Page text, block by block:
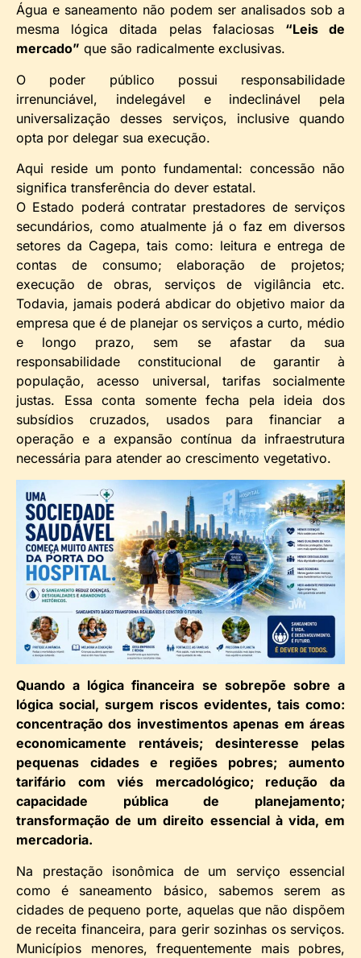
Água e saneamento não podem ser analisados sob a
mesma lógica ditada pelas falaciosas “Leis de
mercado” que são radicalmente exclusivas.
O poder público possui responsabilidade
irrenunciável, indelegável e indeclinável pela
universalização desses serviços, inclusive quando
opta por delegar sua execução.
Aqui reside um ponto fundamental: concessão não
significa transferência do dever estatal.
O Estado poderá contratar prestadores de serviços
secundários, como atualmente já o faz em diversos
setores da Cagepa, tais como: leitura e entrega de
contas de consumo; elaboração de projetos;
execução de obras, serviços de vigilância etc.
Todavia, jamais poderá abdicar do objetivo maior da
empresa que é de planejar os serviços a curto, médio
e longo prazo, sem se afastar da sua
responsabilidade constitucional de garantir à
população, acesso universal, tarifas socialmente
justas. Essa conta somente fecha pela ideia dos
subsídios cruzados, usados para financiar a
operação e a expansão contínua da infraestrutura
necessária para atender ao crescimento vegetativo.
Quando a lógica financeira se sobrepõe sobre a
lógica social, surgem riscos evidentes, tais como:
concentração dos investimentos apenas em áreas
economicamente rentáveis; desinteresse pelas
pequenas cidades e regiões pobres; aumento
tarifário com viés mercadológico; redução da
capacidade pública de planejamento;
transformação de um direito essencial à vida, em
mercadoria.
Na prestação isonômica de um serviço essencial
como é saneamento básico, sabemos serem as
cidades de pequeno porte, aquelas que não dispõem
de receita financeira, para gerir sozinhas os serviços.
Municípios menores, frequentemente mais pobres,